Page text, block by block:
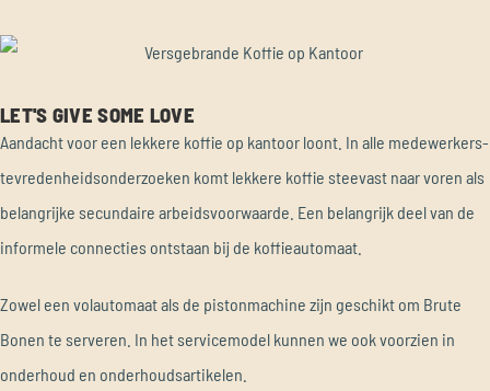
LET'S GIVE SOME LOVE
Aandacht voor een lekkere koffie op kantoor loont. In alle medewerkers-
tevredenheidsonderzoeken komt lekkere koffie steevast naar voren als
belangrijke secundaire arbeidsvoorwaarde. Een belangrijk deel van de
informele connecties ontstaan bij de koffieautomaat.
Zowel een volautomaat als de pistonmachine zijn geschikt om Brute
Bonen te serveren. In het servicemodel kunnen we ook voorzien in
onderhoud en onderhoudsartikelen.